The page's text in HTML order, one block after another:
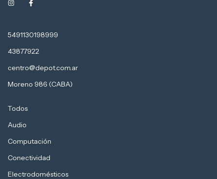
5491130198999
43877922
centro@depot.com.ar
Moreno 986 (CABA)
Todos
Audio
Computación
Conectividad
Electrodomésticos